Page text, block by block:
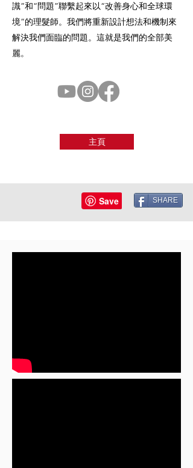
識”和“問題”聯繫起來以“改善身心和全球環
境”的理髮師。我們將重新設計想法和機制來
解決我們面臨的問題。這就是我們的全部美
麗。
主頁
SHARE